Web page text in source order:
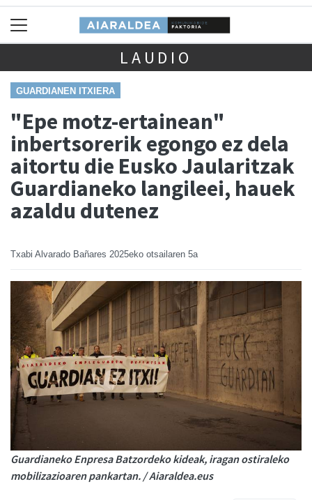
LAUDIO
GUARDIANEN ITXIERA
"Epe motz-ertainean"
inbertsorerik egongo ez dela
aitortu die Eusko Jaularitzak
Guardianeko langileei, hauek
azaldu dutenez
Txabi Alvarado Bañares 2025eko otsailaren 5a
Guardianeko Enpresa Batzordeko kideak, iragan ostiraleko
mobilizazioaren pankartan. / Aiaraldea.eus